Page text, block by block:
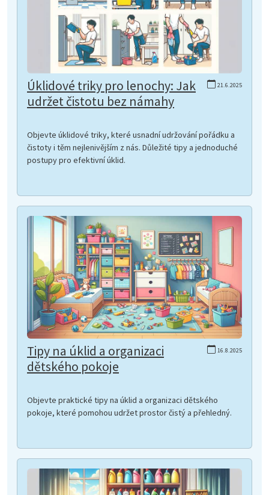
21.6.2025
Úklidové triky pro lenochy: Jak
udržet čistotu bez námahy
Objevte úklidové triky, které usnadní udržování pořádku a
čistoty i těm nejlenivějším z nás. Důležité tipy a jednoduché
postupy pro efektivní úklid.
16.8.2025
Tipy na úklid a organizaci
dětského pokoje
Objevte praktické tipy na úklid a organizaci dětského
pokoje, které pomohou udržet prostor čistý a přehledný.